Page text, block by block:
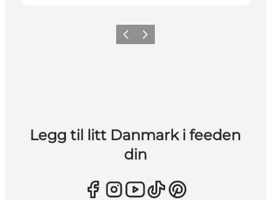
ForrigeNeste
Legg til litt Danmark i feeden
din